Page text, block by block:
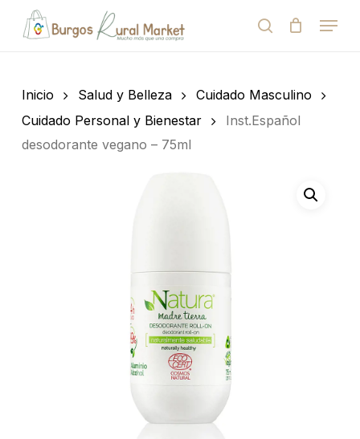
de
search
Menu
Cart
Inicio Salud y Belleza
Cuidado Masculino
Cuidado Personal y Bienestar
Inst.Español
desodorante vegano – 75ml